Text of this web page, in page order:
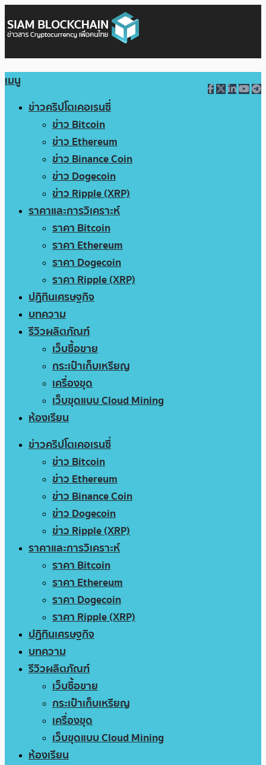
เมนู
ข่าวคริปโตเคอเรนซี่
ข่าว Bitcoin
ข่าว Ethereum
ข่าว Binance Coin
ข่าว Dogecoin
ข่าว Ripple (XRP)
ราคาและการวิเคราะห์
ราคา Bitcoin
ราคา Ethereum
ราคา Dogecoin
ราคา Ripple (XRP)
ปฏิทินเศรษฐกิจ
บทความ
รีวิวผลิตภัณฑ์
เว็บซื้อขาย
กระเป๋าเก็บเหรียญ
เครื่องขุด
เว็บขุดแบบ Cloud Mining
ห้องเรียน
ข่าวคริปโตเคอเรนซี่
ข่าว Bitcoin
ข่าว Ethereum
ข่าว Binance Coin
ข่าว Dogecoin
ข่าว Ripple (XRP)
ราคาและการวิเคราะห์
ราคา Bitcoin
ราคา Ethereum
ราคา Dogecoin
ราคา Ripple (XRP)
ปฏิทินเศรษฐกิจ
บทความ
รีวิวผลิตภัณฑ์
เว็บซื้อขาย
กระเป๋าเก็บเหรียญ
เครื่องขุด
เว็บขุดแบบ Cloud Mining
ห้องเรียน